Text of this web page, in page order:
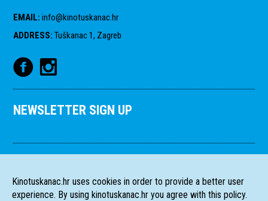
EMAIL: info@kinotuskanac.hr
ADDRESS: Tuškanac 1, Zagreb
NEWSLETTER SIGN UP
Kinotuskanac.hr uses cookies in order to provide a better user
experience. By using kinotuskanac.hr you agree with this policy.